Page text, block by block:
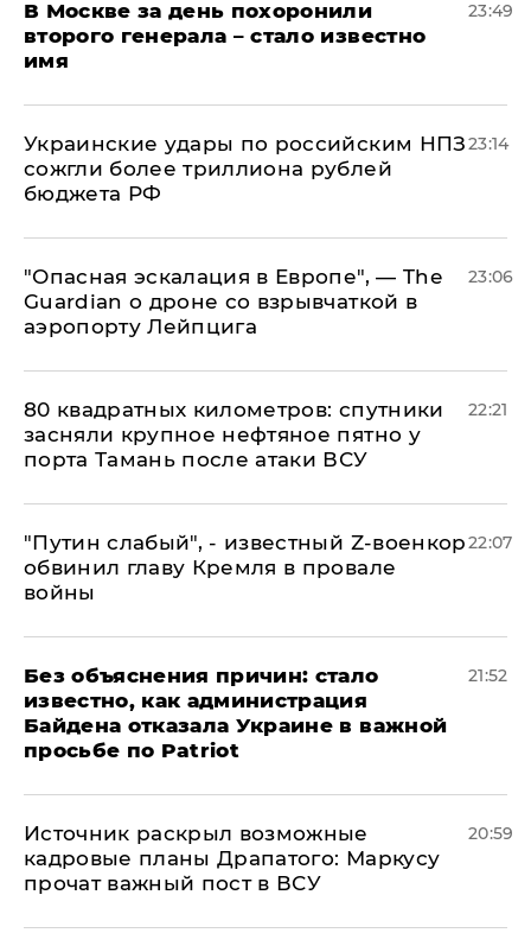
В Москве за день похоронили
второго генерала – стало известно
имя
23:49
Украинские удары по российским НПЗ
сожгли более триллиона рублей
бюджета РФ
23:14
"Опасная эскалация в Европе", — The
Guardian о дроне со взрывчаткой в
аэропорту Лейпцига
23:06
80 квадратных километров: спутники
засняли крупное нефтяное пятно у
порта Тамань после атаки ВСУ
22:21
​"Путин слабый", - известный Z-военкор
обвинил главу Кремля в провале
войны
22:07
Без объяснения причин: стало
известно, как администрация
Байдена отказала Украине в важной
просьбе по Patriot
21:52
​Источник раскрыл возможные
кадровые планы Драпатого: Маркусу
прочат важный пост в ВСУ
20:59